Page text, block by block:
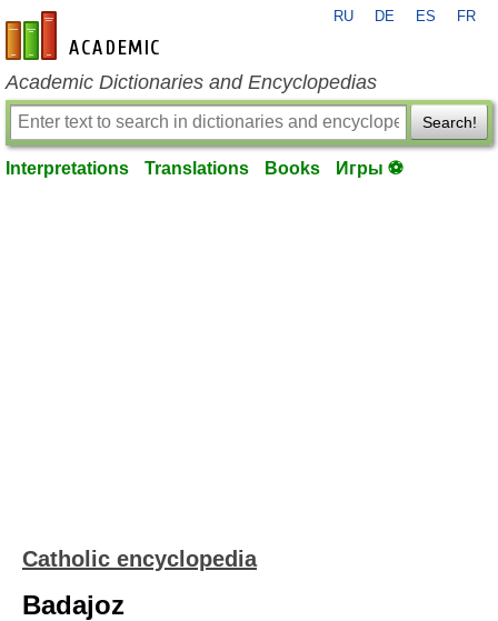
en-academic.com
RU DE ES FR
Academic Dictionaries and Encyclopedias
Search!
Interpretations Translations Books Игры ⚽
Catholic encyclopedia
Badajoz